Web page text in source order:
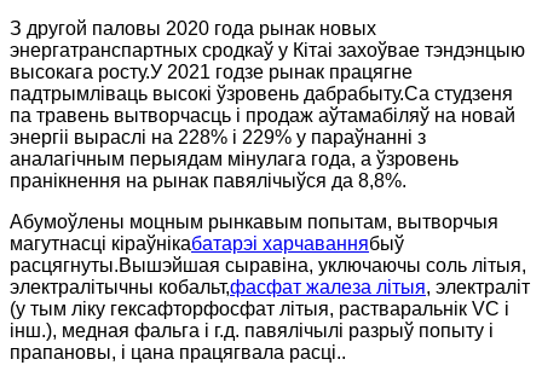
З другой паловы 2020 года рынак новых
энергатранспартных сродкаў у Кітаі захоўвае тэндэнцыю
высокага росту.У 2021 годзе рынак працягне
падтрымліваць высокі ўзровень дабрабыту.Са студзеня
па травень вытворчасць і продаж аўтамабіляў на новай
энергіі выраслі на 228% і 229% у параўнанні з
аналагічным перыядам мінулага года, а ўзровень
пранікнення на рынак павялічыўся да 8,8%.
Абумоўлены моцным рынкавым попытам, вытворчыя
магутнасці кіраўнікабатарэі харчаваннябыў
расцягнуты.Вышэйшая сыравіна, уключаючы соль літыя,
электралітычны кобальт,фасфат жалеза літыя, электраліт
(у тым ліку гексафторфосфат літыя, растваральнік VC і
інш.), медная фальга і г.д. павялічылі разрыў попыту і
прапановы, і цана працягвала расці..